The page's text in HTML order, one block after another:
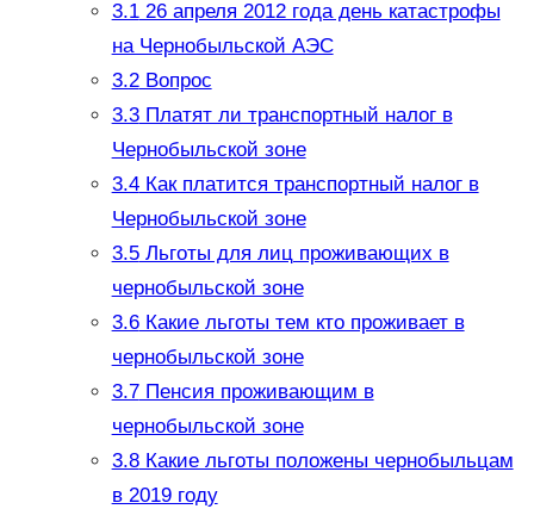
3.126 апреля 2012 года день катастрофы
на Чернобыльской АЭС
3.2Вопрос
3.3Платят ли транспортный налог в
Чернобыльской зоне
3.4Как платится транспортный налог в
Чернобыльской зоне
3.5Льготы для лиц проживающих в
чернобыльской зоне
3.6Какие льготы тем кто проживает в
чернобыльской зоне
3.7Пенсия проживающим в
чернобыльской зоне
3.8Какие льготы положены чернобыльцам
в 2019 году